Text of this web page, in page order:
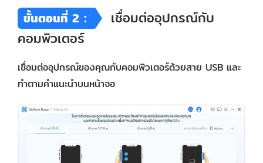
ขั้นตอนที่ 2：
เชื่อมต่ออุปกรณ์กับ
คอมพิวเตอร์
เชื่อมต่ออุปกรณ์ของคุณกับคอมพิวเตอร์ด้วยสาย USB และ
ทำตามคำแนะนำบนหน้าจอ